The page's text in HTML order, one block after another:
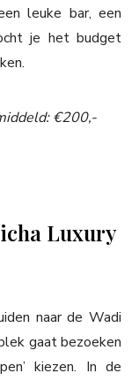
leuke bar, een
je het budget
€200,-
Luxury
naar de Wadi
gaat bezoeken
kiezen. In de